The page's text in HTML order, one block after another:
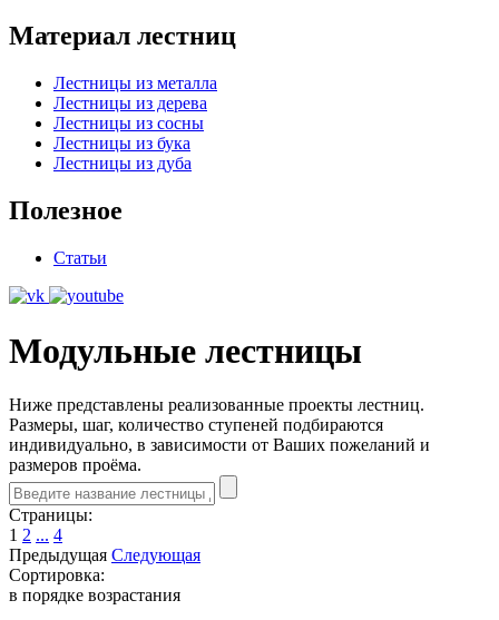
Материал лестниц
Лестницы из металла
Лестницы из дерева
Лестницы из сосны
Лестницы из бука
Лестницы из дуба
Полезное
Статьи
Модульные лестницы
Ниже представлены реализованные проекты лестниц.
Размеры, шаг, количество ступеней подбираются
индивидуально, в зависимости от Ваших пожеланий и
размеров проёма.
Страницы:
1 2 ... 4
Предыдущая Следующая
Сортировка:
в порядке возрастания